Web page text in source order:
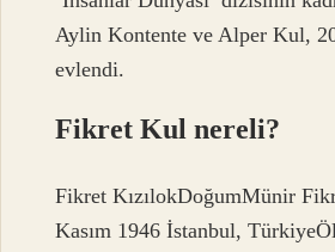
Aylin Kontente ve Alper Kul,
evlendi.
Fikret Kul nereli?
Fikret KızılokDoğumMünir
Kasım 1946 İstanbul,